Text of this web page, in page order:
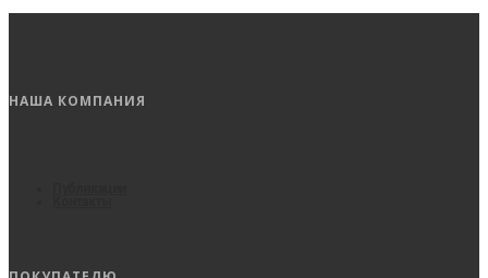
НАША КОМПАНИЯ